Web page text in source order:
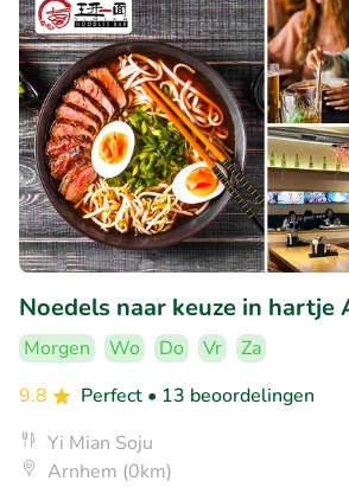
Noedels naar keuze in hartje
Morgen Wo Do Vr
Za
9.8
Perfect • 13 beoordelingen
Yi Mian Soju
Arnhem (0km)